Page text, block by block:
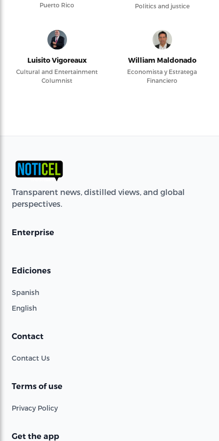
Puerto Rico
Politics and justice
Luisito Vigoreaux
Cultural and Entertainment
Columnist
William Maldonado
Economista y Estratega
Financiero
Transparent news, distilled views, and global
perspectives.
Enterprise
Ediciones
Spanish
English
Contact
Contact Us
Terms of use
Privacy Policy
Get the app